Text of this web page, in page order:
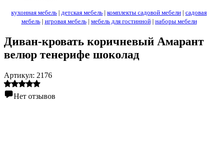
кухонная мебель | детская мебель | комплекты садовой мебели | садовая
мебель| игровая мебель| мебель для гостинной| наборы мебели
Диван-кровать коричневый Амарант
велюр тенерифе шоколад
Артикул: 2176
Нет отзывов